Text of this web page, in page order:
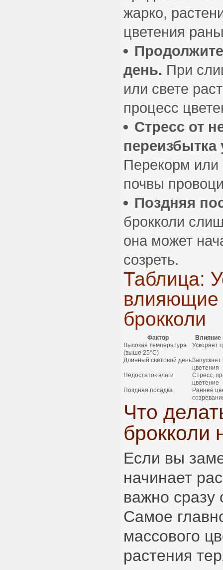
жарко,
цветения
день. При
или свете
процесс
Стресс от
переизбытка
Перекорм
почвы
Поздняя
брокколи
она может
созреть.
Таблица:
влияющие
брокколи
Фактор
Влияние
Высокая температура
(выше 25°C)
Ускоряет
Длинный световой деньЗапускает
цветения
Недостаток влаги
Стресс,
цветение
Поздняя посадка
Раннее
Что
брокколи
Если вы
начинает
важно сразу
Самое
массового
растения